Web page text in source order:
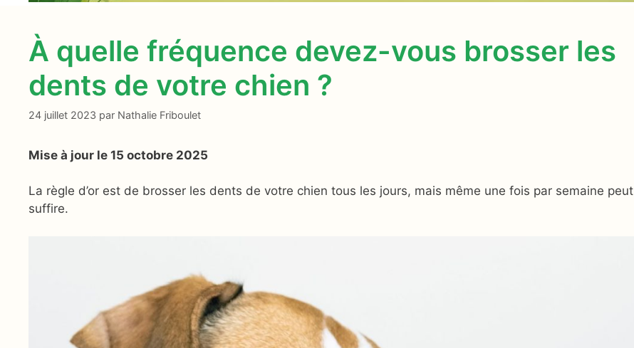
À quelle fréquence devez-vous brosser les
dents de votre chien ?
24 juillet 2023 par Nathalie Friboulet
Mise à jour le 15 octobre 2025
La règle d’or est de brosser les dents de votre chien tous les jours, mais même une fois par semaine peut
suffire.